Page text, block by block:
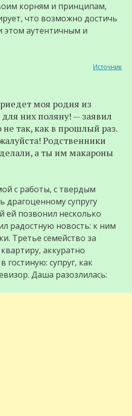
корням и принципам,
что возможно достичь
этом аутентичным и
Источник
моя родня из
них поляну! — заявил
так, как в прошлый раз.
Родственники
а ты им макароны
с работы, с твердым
драгоценному супругу
ей позвонил несколько
радостную новость: к ним
Третье семейство за
аккуратно
гостиную: супруг, как
Даша разозлилась: